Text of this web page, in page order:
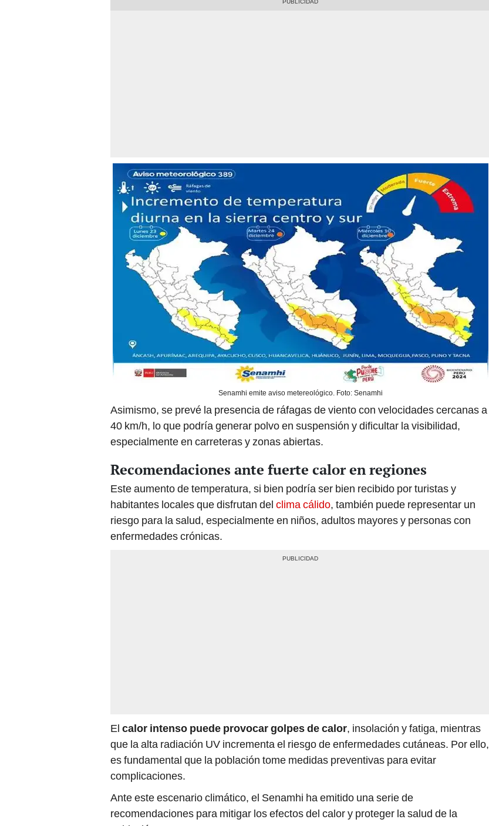
Senamhi emite aviso metereológico. Foto: Senamhi
Asimismo, se prevé la presencia de ráfagas de viento con velocidades cercanas a
40 km/h, lo que podría generar polvo en suspensión y dificultar la visibilidad,
especialmente en carreteras y zonas abiertas.
Recomendaciones ante fuerte calor en regiones
Este aumento de temperatura, si bien podría ser bien recibido por turistas y
habitantes locales que disfrutan del clima cálido, también puede representar un
riesgo para la salud, especialmente en niños, adultos mayores y personas con
enfermedades crónicas.
El calor intenso puede provocar golpes de calor, insolación y fatiga, mientras
que la alta radiación UV incrementa el riesgo de enfermedades cutáneas. Por ello,
es fundamental que la población tome medidas preventivas para evitar
complicaciones.
Ante este escenario climático, el Senamhi ha emitido una serie de
recomendaciones para mitigar los efectos del calor y proteger la salud de la